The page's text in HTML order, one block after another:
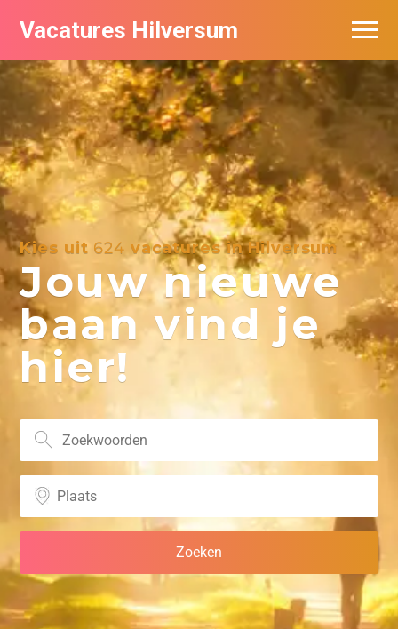
Vacatures Hilversum
Kies uit 624 vacatures in Hilversum
Jouw nieuwe
baan vind je
hier!
Vacatures per bedrijf in Hilversum
De populairste vacatures in Hilversum